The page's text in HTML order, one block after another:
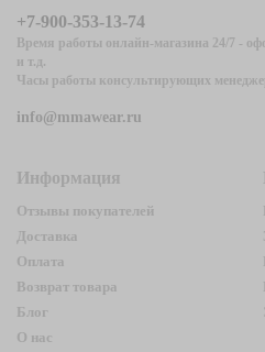
+7-900-353-13-74
Время работы онлайн-магазина 24/7 -
и т.д.
Часы работы консультирующих
info@mmawear.ru
Информация
Отзывы покупателей
Доставка
Оплата
Возврат товара
Блог
О нас